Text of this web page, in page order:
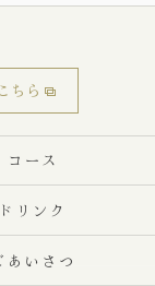
ちら
コース
ドリンク
あいさつ